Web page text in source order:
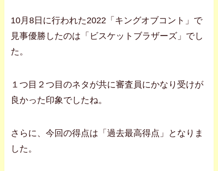
10月8日に行われた2022「キングオブコント」で
見事優勝したのは「ビスケットブラザーズ」でし
た。
１つ目２つ目のネタが共に審査員にかなり受けが
良かった印象でしたね。
さらに、今回の得点は「過去最高得点」となりま
した。